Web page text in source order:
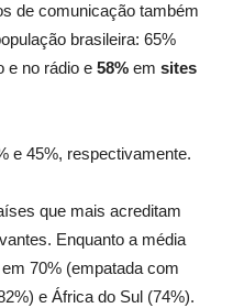
de comunicação também
brasileira: 65%
e no rádio e 58% em sites
e 45%, respectivamente.
que mais acreditam
Enquanto a média
70% (empatada com
e África do Sul (74%).